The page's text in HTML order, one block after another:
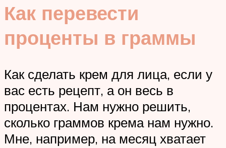
Как перевести
проценты в граммы
Как сделать крем для лица, если у
вас есть рецепт, а он весь в
процентах. Нам нужно решить,
сколько граммов крема нам нужно.
Мне, например, на месяц хватает